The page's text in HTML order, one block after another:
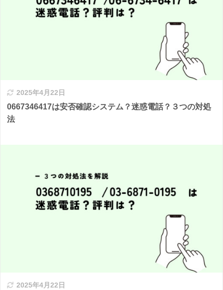
2025年4月22日
0667346417は安否確認システム？迷惑電話？３つの対処
法
2025年4月22日